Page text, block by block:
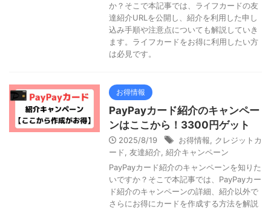
か？そこで本記事では、ライフカードの友
達紹介URLを公開し、紹介を利用した申し
込み手順や注意点についても解説していき
ます。ライフカードをお得に利用したい方
は必見です。
お得情報
PayPayカード紹介のキャンペー
ンはここから！3300円ゲット
2025/8/19 お得情報
クレジットカ
ード
友達紹介 紹介キャンペーン
PayPayカード紹介のキャンペーンを知りた
いですか？そこで本記事では、PayPayカー
ド紹介のキャンペーンの詳細、紹介以外で
さらにお得にカードを作成する方法を解説